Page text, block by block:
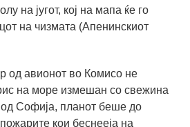
на југот, кој на мапа ќе го
на чизмата (Апенинскиот
од авионот во Комисо не
на море измешан со свежина
Софија, планот беше до
кои беснееја на